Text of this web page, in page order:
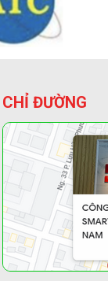
CHỈ ĐƯỜNG